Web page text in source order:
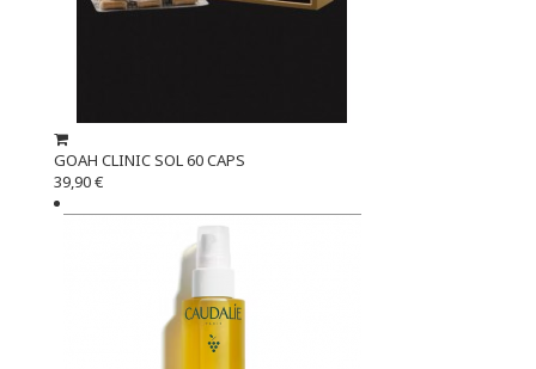
GOAH CLINIC SOL 60 CAPS
39,90 €